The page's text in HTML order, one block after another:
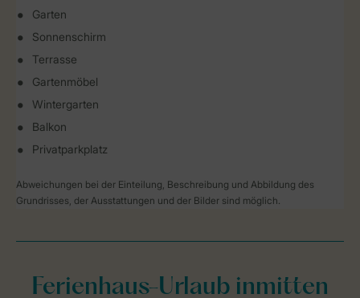
Garten
Sonnenschirm
Terrasse
Gartenmöbel
Wintergarten
Balkon
Privatparkplatz
Abweichungen bei der Einteilung, Beschreibung und Abbildung des
Grundrisses, der Ausstattungen und der Bilder sind möglich.
Ferienhaus-Urlaub inmitten